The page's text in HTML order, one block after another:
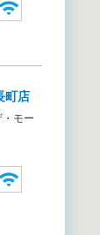
町店
モー